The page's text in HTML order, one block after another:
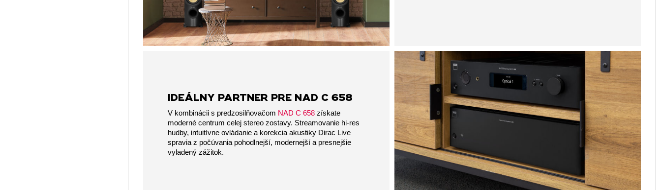
IDEÁLNY PARTNER PRE NAD C 658
V kombinácii s predzosilňovačom NAD C 658 získate
moderné centrum celej stereo zostavy. Streamovanie hi-res
hudby, intuitívne ovládanie a korekcia akustiky Dirac Live
spravia z počúvania pohodlnejší, modernejší a presnejšie
vyladený zážitok.